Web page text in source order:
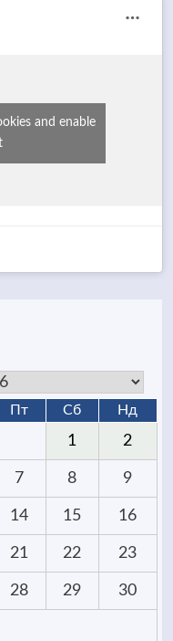
and enable
Пт Сб Нд
1 2
7 8 9
14 15 16
21 22 23
28 29 30